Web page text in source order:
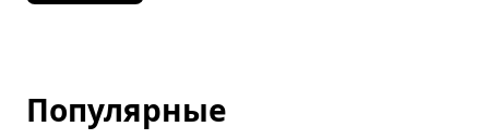
Популярные